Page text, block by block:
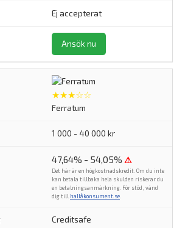
Ej accepterat
Ansök nu
★★★☆☆
Ferratum
1 000 - 40 000 kr
47,64% - 54,05% ⚠
Det här är en högkostnadskredit. Om du inte
kan betala tillbaka hela skulden riskerar du
en betalningsanmärkning. För stöd, vänd
dig till hallåkonsument.se
Creditsafe